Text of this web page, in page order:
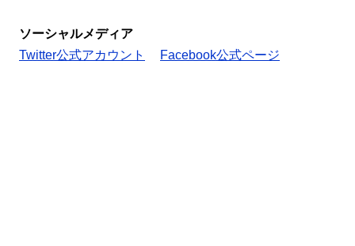
ソーシャルメディア
Twitter公式アカウント
Facebook公式ページ